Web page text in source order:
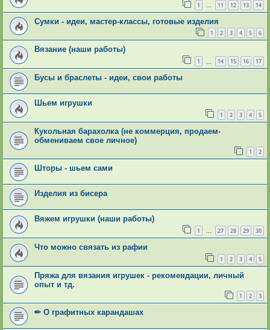
1 … 11 12 13 14
Сумки - идеи, мастер-классы, готовые изделия
1 2 3 4 5 6
Вязание (наши работы)
1 14 15 16 17
Бусы и браслеты - идеи, свои работы
Шьем игрушки
1 2 3 4 5
Кукольная барахолка (не коммерция, продаем-
обмениваем свое личное)
1 2
Шторы - шьем сами
Изделия из бисера
Вяжем игрушки (наши работы)
1 … 27 28 29 30
Что можно связать из рафии
1 2 3 4 5
Пряжа для вязания игрушек - рекомендации, личный
опыт и тд.
1 2 3
✏ О графитных карандашах